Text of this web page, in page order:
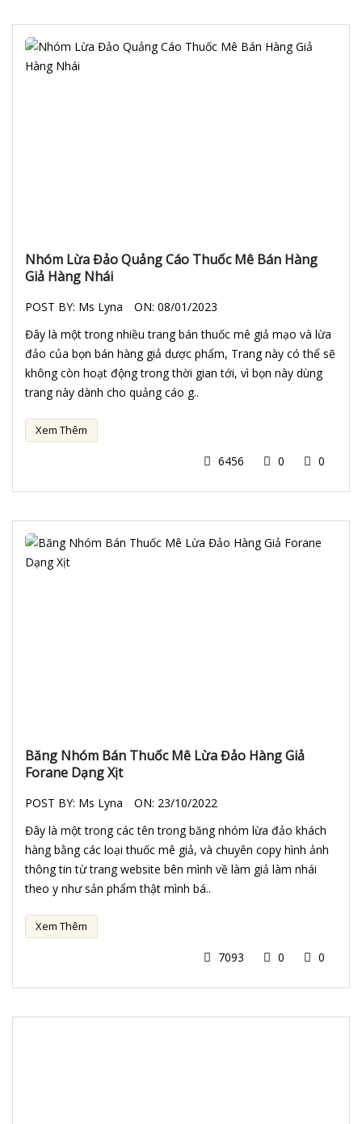
Nhóm Lừa Đảo Quảng Cáo Thuốc Mê Bán Hàng
Giả Hàng Nhái
POST BY: Ms Lyna ON: 08/01/2023
Đây là một trong nhiều trang bán thuốc mê giả mạo và lừa
đảo của bọn bán hàng giả dược phẩm, Trang này có thể sẽ
không còn hoạt động trong thời gian tới, vì bọn này dùng
trang này dành cho quảng cáo g..
Xem Thêm
6456 0 0
Băng Nhóm Bán Thuốc Mê Lừa Đảo Hàng Giả
Forane Dạng Xịt
POST BY: Ms Lyna ON: 23/10/2022
Đây là một trong các tên trong băng nhóm lừa đảo khách
hàng bằng các loại thuốc mê giả, và chuyên copy hình ảnh
thông tin từ trang website bên mình về làm giả làm nhái
theo y như sản phẩm thật mình bá..
Xem Thêm
7093 0 0